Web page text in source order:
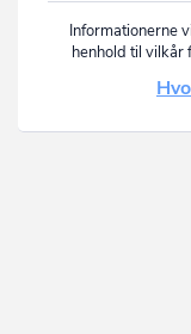
Informationerne
henhold til vilkår